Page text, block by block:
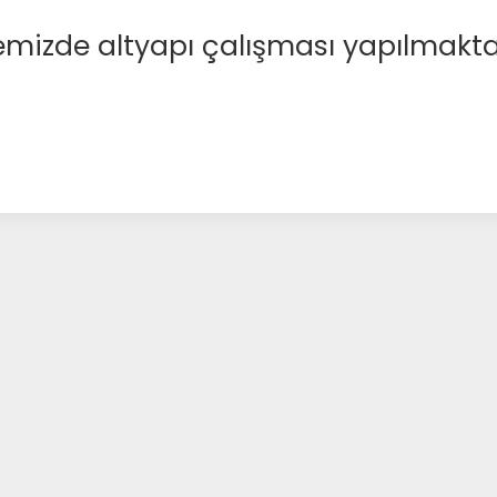
altyapı çalışması